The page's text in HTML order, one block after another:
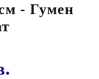
- Гумен